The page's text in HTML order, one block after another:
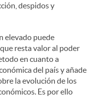
despidos y
elevado puede
resta valor al poder
en cuanto a
del país y añade
la evolución de los
Es por ello